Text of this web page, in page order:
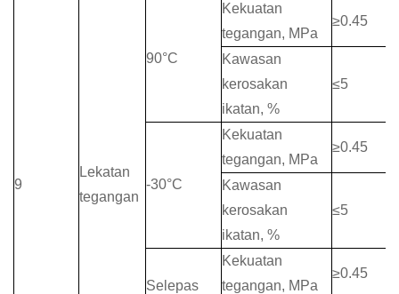
9
Lekatan
tegangan
90°C
Kekuatan
tegangan, MPa
≥0.45
Kawasan
kerosakan
ikatan, %
≤5
-30°C
Kekuatan
tegangan, MPa
≥0.45
Kawasan
kerosakan
ikatan, %
≤5
Selepas
Kekuatan
tegangan, MPa
≥0.45